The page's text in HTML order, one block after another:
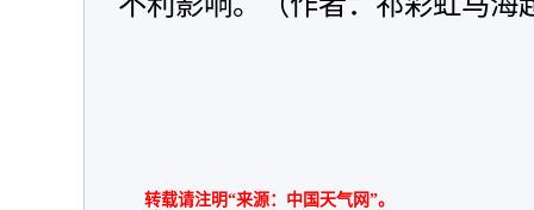
转载请注明“来源：中国天气网”。